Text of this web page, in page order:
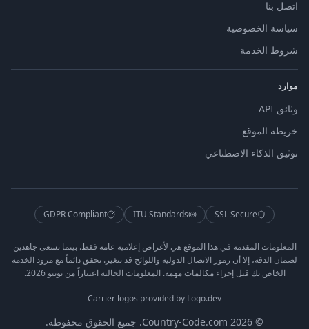
اتصل بنا
سياسة الخصوصية
شروط الخدمة
موارد
وثائق API
خريطة الموقع
توثيق الذكاء الاصطناعي
SSL Secure
ITU Standards
GDPR Compliant
المعلومات المقدمة في هذا الموقع هي لأغراض إعلامية عامة فقط. بينما نسعى جاهدين
لضمان الدقة، إلا أن رموز الاتصال الدولية واللوائح قد تتغير. تحقق دائماً مع مزود الخدمة
الخاص بك قبل إجراء مكالمات مهمة. المعلومات الحالية اعتباراً من يونيو 2026.
Carrier logos provided by Logo.dev
© 2026 Country-Code.com. جميع الحقوق محفوظة.